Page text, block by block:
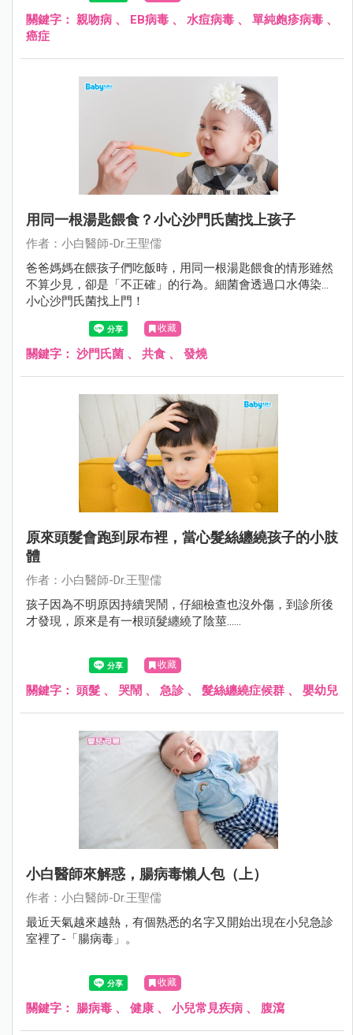
關鍵字： 親吻病 、 EB病毒 、 水痘病毒 、 單純皰疹病毒 、
癌症
用同一根湯匙餵食？小心沙門氏菌找上孩子
作者：小白醫師-Dr.王聖儒
爸爸媽媽在餵孩子們吃飯時，用同一根湯匙餵食的情形雖然
不算少見，卻是「不正確」的行為。細菌會透過口水傳染…
小心沙門氏菌找上門！
收藏
關鍵字： 沙門氏菌 、 共食 、 發燒
原來頭髮會跑到尿布裡，當心髮絲纏繞孩子的小肢
體
作者：小白醫師-Dr.王聖儒
孩子因為不明原因持續哭鬧，仔細檢查也沒外傷，到診所後
才發現，原來是有一根頭髮纏繞了陰莖......
收藏
關鍵字： 頭髮 、 哭鬧 、 急診 、 髮絲纏繞症候群 、 嬰幼兒
小白醫師來解惑，腸病毒懶人包（上）
作者：小白醫師-Dr.王聖儒
最近天氣越來越熱，有個熟悉的名字又開始出現在小兒急診
室裡了-「腸病毒」。
收藏
關鍵字： 腸病毒 、 健康 、 小兒常見疾病 、 腹瀉